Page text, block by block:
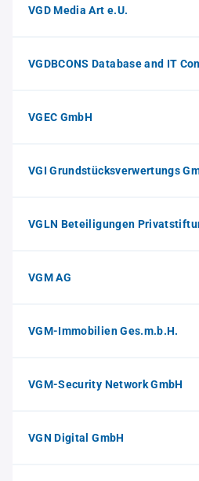
VGD Media Art e.U.
VGDBCONS Database and IT
VGEC GmbH
VGI Grundstücksverwertungs
VGLN Beteiligungen
VGM AG
VGM-Immobilien Ges.m.b.H.
VGM-Security Network GmbH
VGN Digital GmbH